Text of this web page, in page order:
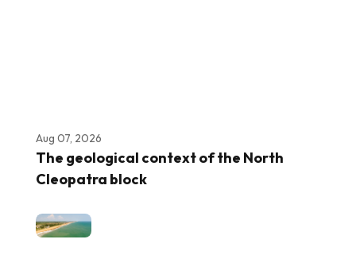
Aug 07, 2026
The geological context of the North
Cleopatra block